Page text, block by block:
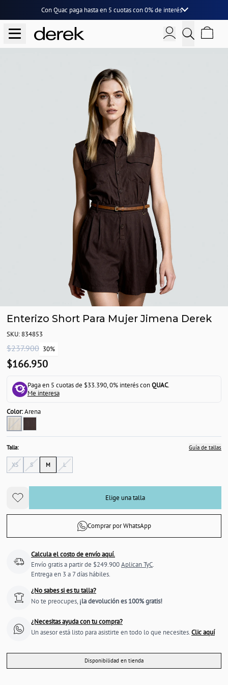
Con Quac paga hasta en 5 cuotascon0% de interés
Enterizo Short Para Mujer Jimena Derek
SKU: 834853
$237.900 30%
$166.950
Paga en 5 cuotas de $33.390, 0% interés conQUAC.
Me interesa
Color:Arena
Talla: Guía de tallas
XS S M L
Elige una talla
Comprar por WhatsApp
Calcula el costo de envío aquí.
Envío gratis a partir de $249.900Aplican TyC.
Entrega en 3 a 7 días hábiles.
¿No sabes si es tu talla?
No te preocupes, ¡la devolución es 100% gratis!
¿Necesitas ayuda con tu compra?
Un asesor está listo para asistirte en todo lo que necesites.Clic aquí
Disponibilidad en tienda